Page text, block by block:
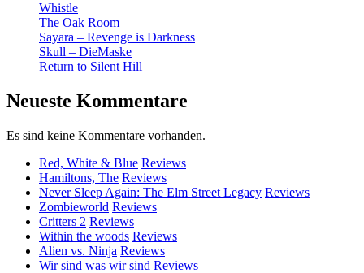
Whistle
The Oak Room
Sayara – Revenge is Darkness
Skull – DieMaske
Return to Silent Hill
Neueste Kommentare
Es sind keine Kommentare vorhanden.
Red, White & Blue Reviews
Hamiltons, The Reviews
Never Sleep Again: The Elm Street Legacy Reviews
Zombieworld Reviews
Critters 2 Reviews
Within the woods Reviews
Alien vs. Ninja Reviews
Wir sind was wir sind Reviews